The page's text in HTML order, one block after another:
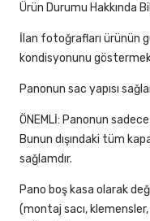
Ürün Durumu Hakkında
İlan fotoğrafları ürünün
kondisyonunu
Panonun sac yapısı
ÖNEMLİ: Panonun
Bunun dışındaki tüm
sağlamdır.
Pano boş kasa olarak
(montaj sacı,